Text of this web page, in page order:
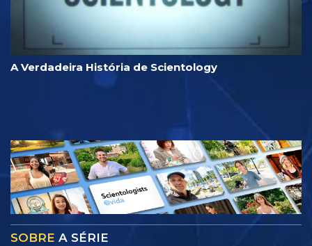
A Verdadeira História de Scientology
SOBRE A SÉRIE